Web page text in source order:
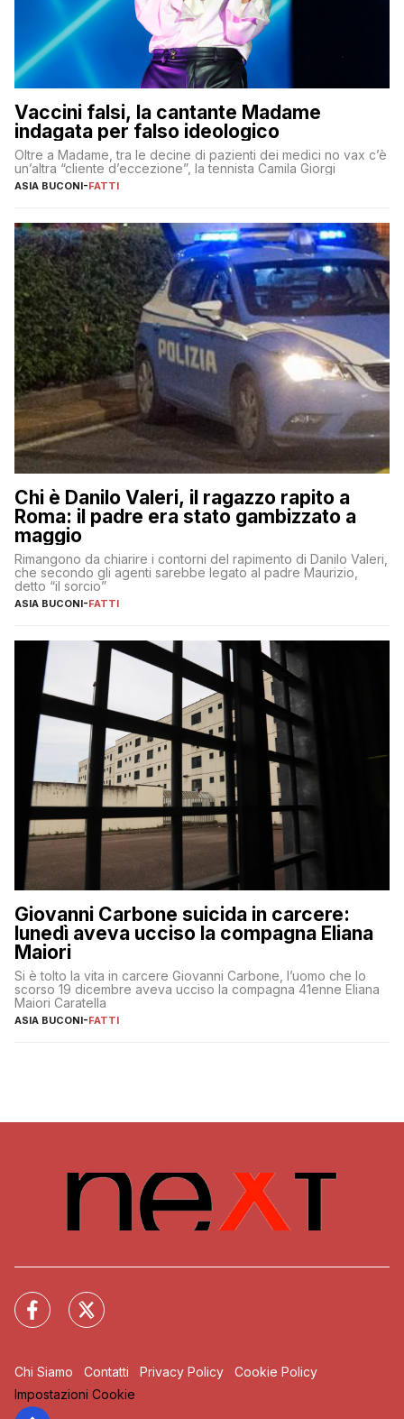
Vaccini falsi, la cantante Madame
indagata per falso ideologico
Oltre a Madame, tra le decine di pazienti dei medici no vax c’è
un’altra “cliente d’eccezione”, la tennista Camila Giorgi
ASIA BUCONI-FATTI
Chi è Danilo Valeri, il ragazzo rapito a
Roma: il padre era stato gambizzato a
maggio
Rimangono da chiarire i contorni del rapimento di Danilo Valeri,
che secondo gli agenti sarebbe legato al padre Maurizio,
detto “il sorcio”
ASIA BUCONI-FATTI
Giovanni Carbone suicida in carcere:
lunedì aveva ucciso la compagna Eliana
Maiori
Si è tolto la vita in carcere Giovanni Carbone, l’uomo che lo
scorso 19 dicembre aveva ucciso la compagna 41enne Eliana
Maiori Caratella
ASIA BUCONI-FATTI
Chi Siamo Contatti Privacy Policy
Cookie Policy
Impostazioni Cookie